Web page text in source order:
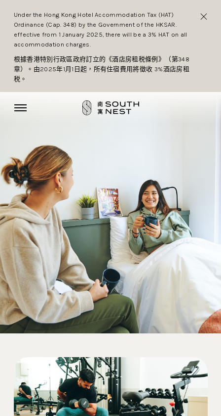
Under the Hong Kong Hotel Accommodation Tax (HAT)
Ordinance (Cap. 348) by the Government of the HKSAR.
effective from 1 January 2025, there will be a 3% HAT on all
accommodation charges.
根據香港特別行政區政府訂立的《酒店房租税條例》（第348
章）。由2025年1月1日起，所有住宿費用將徵收 3%酒店房租
税。